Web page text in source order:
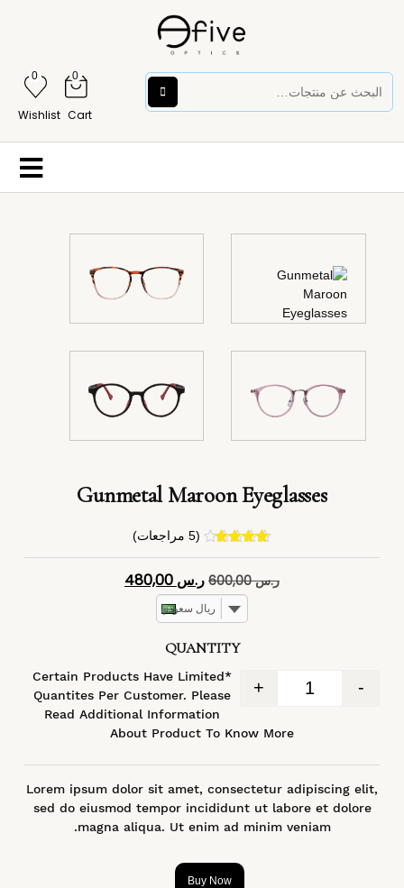
0
Cart
0
Wishlist
Gunmetal Maroon Eyeglasses
تم التقييم
5 بناءً على
تقييم
4
عملاء
(
5 مراجعات)
ر.س600,00 ر.س
ريال سعودي
QUANTITY
-
+
*Certain Products Have Limited
Quantites Per Customer. Please
Read Additional Information
About Product To Know More
Lorem ipsum dolor sit amet, consectetur adipiscing elit,
sed do eiusmod tempor incididunt ut labore et dolore
magna aliqua. Ut enim ad minim veniam.
Buy Now